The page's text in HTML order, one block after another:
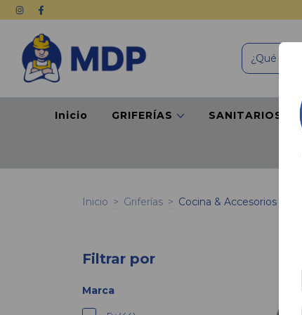
Inicio GRIFERÍAS SANITARIOS
Inicio > Griferías > Cocina & Accesorios
Filtrar por
Marca